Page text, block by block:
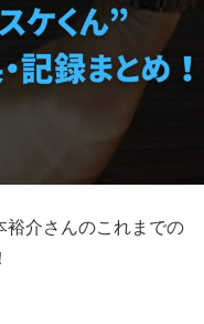
裕介さんのこれまでの